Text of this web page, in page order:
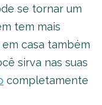
se tornar um
tem mais
casa também
sirva nas suas
completamente